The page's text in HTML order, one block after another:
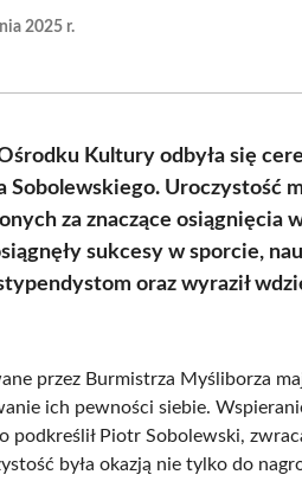
2025 r.
Kultury odbyła się
Sobolewskiego. Uroczystość
za znaczące osiągnięcia
sukcesy w sporcie,
oraz wyraził
przez Burmistrza Myśliborza
ich pewności siebie.
podkreślił Piotr Sobolewski,
była okazją nie tylko do